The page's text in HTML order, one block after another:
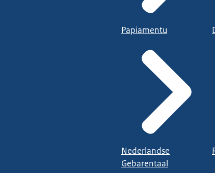
Papiamentu
Nederlandse
Gebarentaal